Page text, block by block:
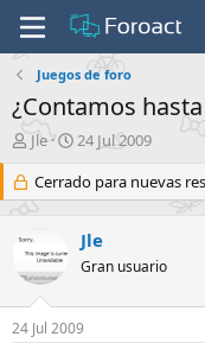
Juegos de foro
¿Contamos
I
c
a
d
o
r
d
Jle
F
c
h
d
e
n
i
24 Jul 2009
Cerrado para nuevas
Jle
Gran usuario
24 Jul 2009